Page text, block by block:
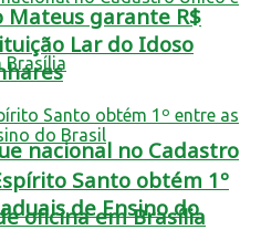
nacional no Cadastro
oficina em Brasília
Mateus garante R$
Lar do Idoso
Santo obtém 1º
de Ensino do